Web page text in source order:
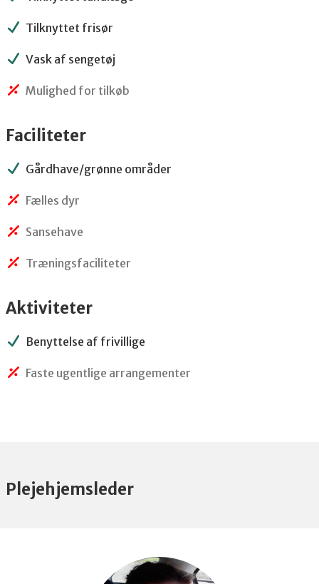
Tilknyttet frisør
Vask af sengetøj
Mulighed for tilkøb
Faciliteter
Gårdhave/grønne områder
Fælles dyr
Sansehave
Træningsfaciliteter
Aktiviteter
Benyttelse af frivillige
Faste ugentlige arrangementer
Plejehjemsleder